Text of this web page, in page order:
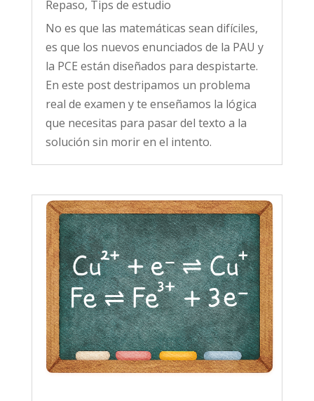
Repaso, Tips de estudio
No es que las matemáticas sean difíciles,
es que los nuevos enunciados de la PAU y
la PCE están diseñados para despistarte.
En este post destripamos un problema
real de examen y te enseñamos la lógica
que necesitas para pasar del texto a la
solución sin morir en el intento.